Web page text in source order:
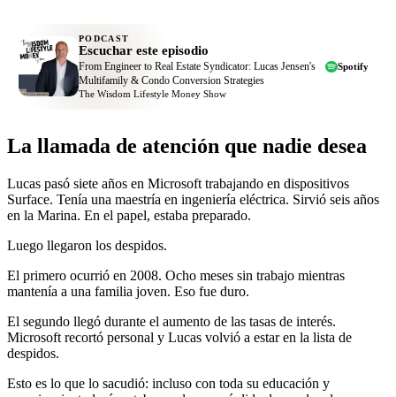
PODCAST
Escuchar este episodio
From Engineer to Real Estate Syndicator: Lucas Jensen's
Multifamily & Condo Conversion Strategies
The Wisdom Lifestyle Money Show
Spotify
La llamada de atención que nadie desea
Lucas pasó siete años en Microsoft trabajando en dispositivos
Surface. Tenía una maestría en ingeniería eléctrica. Sirvió seis años
en la Marina. En el papel, estaba preparado.
Luego llegaron los despidos.
El primero ocurrió en 2008. Ocho meses sin trabajo mientras
mantenía a una familia joven. Eso fue duro.
El segundo llegó durante el aumento de las tasas de interés.
Microsoft recortó personal y Lucas volvió a estar en la lista de
despidos.
Esto es lo que lo sacudió: incluso con toda su educación y